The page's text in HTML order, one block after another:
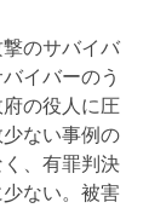
のサバイバ
イバーのう
の役人に圧
ない事例の
、有罪判決
ない。被害